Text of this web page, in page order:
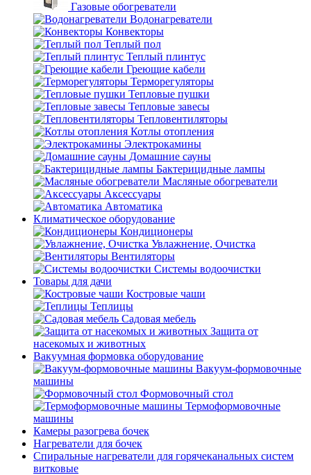
Газовые обогреватели
Водонагреватели
Конвекторы
Теплый пол
Теплый плинтус
Греющие кабели
Терморегуляторы
Тепловые пушки
Тепловые завесы
Тепловентиляторы
Котлы отопления
Электрокамины
Домашние сауны
Бактерицидные лампы
Масляные обогреватели
Аксессуары
Автоматика
Климатическое оборудование
Кондиционеры
Увлажнение, Очистка
Вентиляторы
Системы водоочистки
Товары для дачи
Костровые чаши
Теплицы
Садовая мебель
Защита от
насекомых и животных
Вакуумная формовка оборудование
Вакуум-формовочные
машины
Формовочный стол
Термоформовочные
машины
Камеры разогрева бочек
Нагреватели для бочек
Спиральные нагреватели для горячеканальных систем
витковые